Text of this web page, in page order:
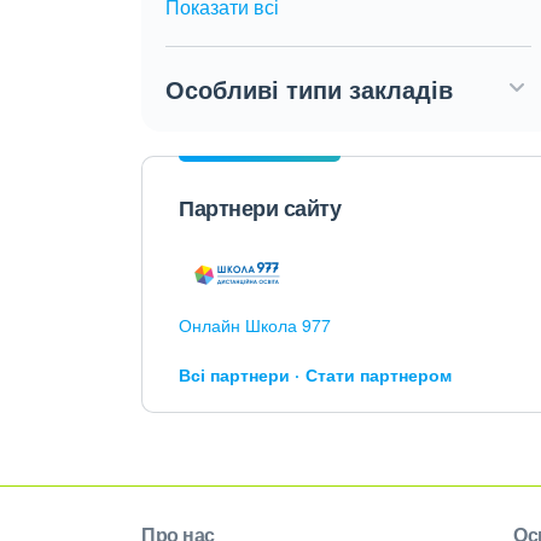
Показати всі
Особливі типи закладів
Партнери сайту
Онлайн Школа 977
Всі партнери Стати партнером
Про нас